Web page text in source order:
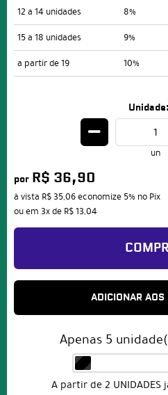
12 a 14 unidades
8%
15 a 18 unidades
9%
a partir de 19
10%
un
por R$ 36,90
à vista R$ 35,06economize 5% no Pix
ou em 3xde R$ 13,04
ADICIONAR AOS
Apenas 5
A partir de 2